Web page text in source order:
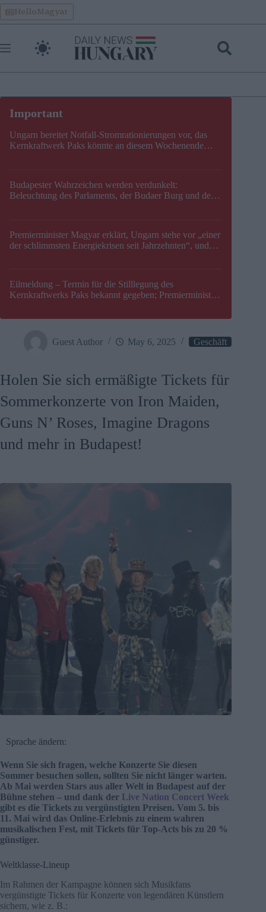
Skip
to
content
HelloMagyar
Ungarn bereitet Notfall-Stromrationierungen vor, das
Kernkraftwerk Paks könnte an diesem Wochenende
Budapester Wahrzeichen werden verdunkelt:
Beleuchtung des Parlaments, der Budaer Burg und der
Premierminister Magyar erklärt, Ungarn stehe vor „einer
der schlimmsten Energiekrisen seit Jahrzehnten“, und
Eilmeldung – Termin für die Stilllegung des
Kernkraftwerks Paks bekannt gegeben; Premierminister
Guest Author May 6, 2025 Geschäft
Holen Sie sich ermäßigte Tickets für
Sommerkonzerte von Iron Maiden,
Guns N’ Roses, Imagine Dragons
und mehr in Budapest!
Sprache ändern:
Wenn Sie sich fragen, welche Konzerte Sie diesen
Sommer besuchen sollen, sollten Sie nicht länger warten.
Ab Mai werden Stars aus aller Welt in Budapest auf der
Bühne stehen – und dank der Live Nation Concert Week
gibt es die Tickets zu vergünstigten Preisen. Vom 5. bis
11. Mai wird das Online-Erlebnis zu einem wahren
musikalischen Fest, mit Tickets für Top-Acts bis zu 20 %
günstiger.
Weltklasse-Lineup
Im Rahmen der Kampagne können sich Musikfans
vergünstigte Tickets für Konzerte von legendären Künstlern
sichern, wie z. B.: